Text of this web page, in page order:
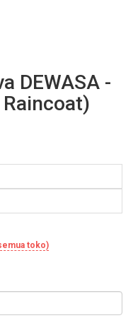
DEWASA -
toko)